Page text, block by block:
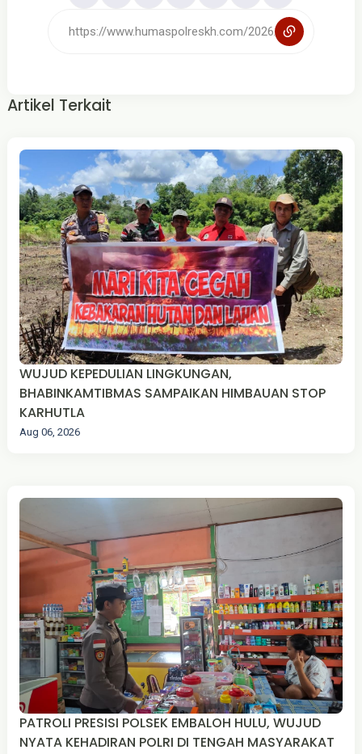
Artikel Terkait
WUJUD KEPEDULIAN LINGKUNGAN,
BHABINKAMTIBMAS SAMPAIKAN HIMBAUAN STOP
KARHUTLA
Aug 06, 2026
PATROLI PRESISI POLSEK EMBALOH HULU, WUJUD
NYATA KEHADIRAN POLRI DI TENGAH MASYARAKAT